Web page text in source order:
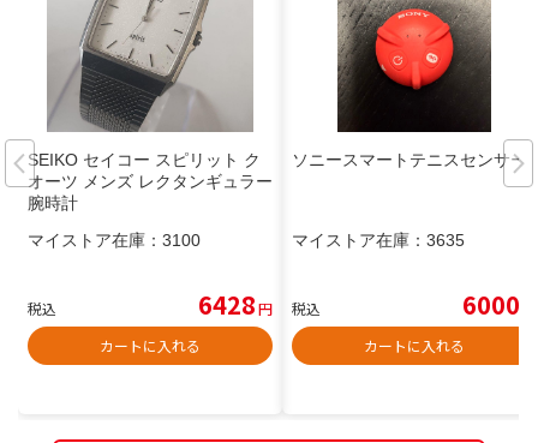
SEIKO セイコー スピリット ク
オーツ メンズ レクタンギュラー
腕時計
マイストア在庫： 3100
税込 6428円
カートに入れる
ソニースマートテニスセンサー
マイストア在庫： 3635
税込 6000
カートに入れる